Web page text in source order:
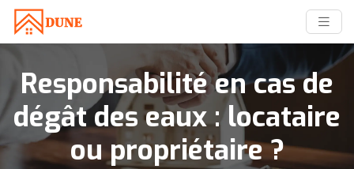
Responsabilité en cas de
dégât des eaux : locataire
ou propriétaire ?